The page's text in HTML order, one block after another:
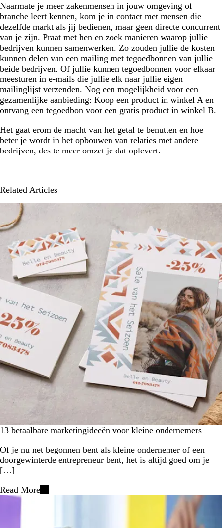
Naarmate je meer zakenmensen in jouw omgeving of
branche leert kennen, kom je in contact met mensen die
dezelfde markt als jij bedienen, maar geen directe concurrent
van je zijn. Praat met hen en zoek manieren waarop jullie
bedrijven kunnen samenwerken. Zo zouden jullie de kosten
kunnen delen van een mailing met tegoedbonnen van jullie
beide bedrijven. Of jullie kunnen tegoedbonnen voor elkaar
meesturen in e-mails die jullie elk naar jullie eigen
mailinglijst verzenden. Nog een mogelijkheid voor een
gezamenlijke aanbieding: Koop een product in winkel A en
ontvang een tegoedbon voor een gratis product in winkel B.
Het gaat erom de macht van het getal te benutten en hoe
beter je wordt in het opbouwen van relaties met andere
bedrijven, des te meer omzet je dat oplevert.
Related Articles
13 betaalbare marketingideeën voor kleine ondernemers
Of je nu net begonnen bent als kleine ondernemer of een
doorgewinterde entrepreneur bent, het is altijd goed om je
[…]
Read More